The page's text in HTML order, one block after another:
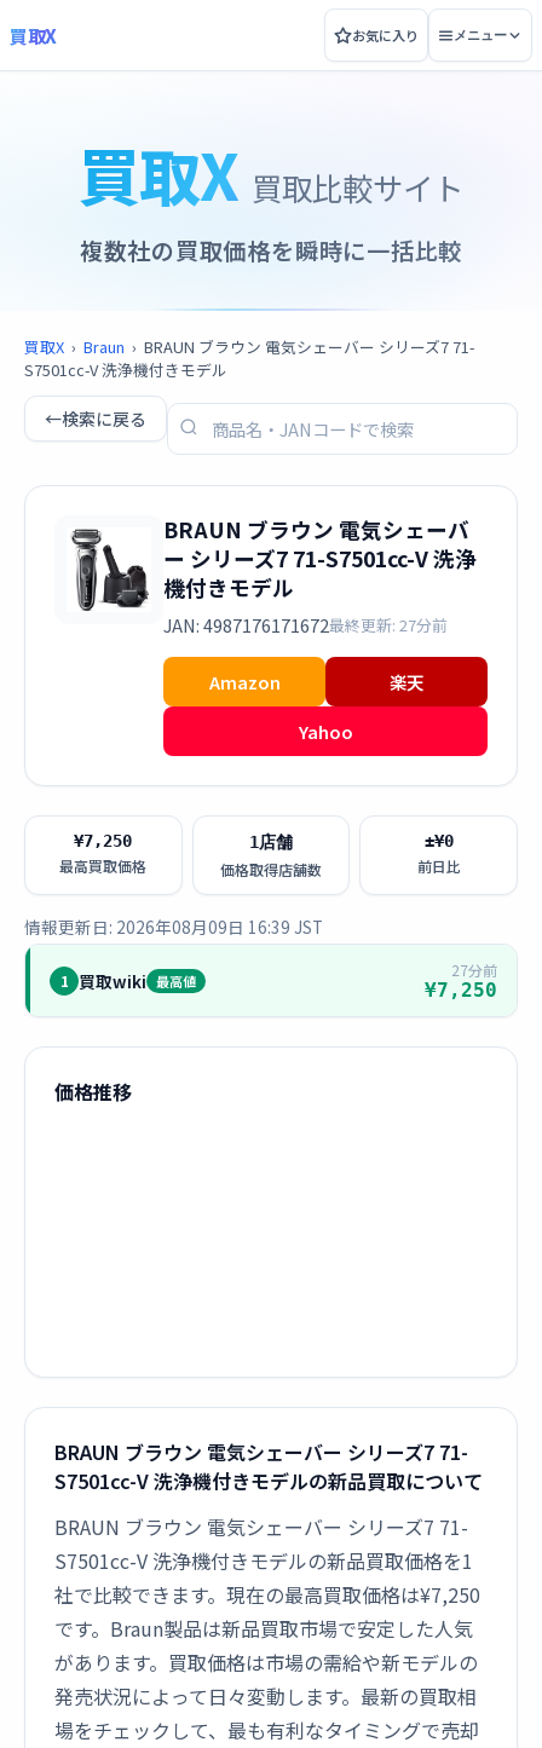
買取X お気に入り メニュー
買取X 買取比較サイト
複数社の買取価格を瞬時に一括比較
買取X › Braun › BRAUN ブラウン 電気シェーバー シリーズ7 71-
S7501cc-V 洗浄機付きモデル
←検索に戻る
BRAUN ブラウン 電気シェーバ
ー シリーズ7 71-S7501cc-V 洗浄
機付きモデル
JAN: 4987176171672最終更新: 27分前
Amazon
楽天
Yahoo
¥7,250
最高買取価格
1店舗
価格取得店舗数
±¥0
前日比
情報更新日: 2026年08月09日 16:39 JST
1 買取wiki 最高値
27分前
¥7,250
価格推移
BRAUN ブラウン 電気シェーバー シリーズ7 71-
S7501cc-V 洗浄機付きモデルの新品買取について
BRAUN ブラウン 電気シェーバー シリーズ7 71-
S7501cc-V 洗浄機付きモデルの新品買取価格を1
社で比較できます。現在の最高買取価格は¥7,250
です。Braun製品は新品買取市場で安定した人気
があります。買取価格は市場の需給や新モデルの
発売状況によって日々変動します。最新の買取相
場をチェックして、最も有利なタイミングで売却